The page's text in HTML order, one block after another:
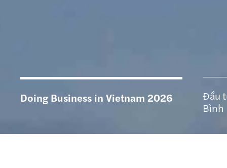
Doing Business in Vietnam 2026
Đầu